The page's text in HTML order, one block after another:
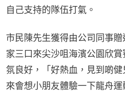
自己支持的隊伍打氣。
市民陳先生獲得由公司同事
家三口來尖沙咀海濱公園欣
氛良好，「好熱血，見到啲
來會想小朋友體驗一下龍舟